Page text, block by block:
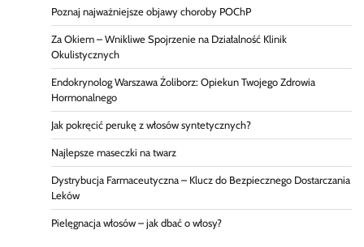
Poznaj najważniejsze objawy choroby POChP
Za Okiem – Wnikliwe Spojrzenie na Działalność Klinik
Okulistycznych
Endokrynolog Warszawa Żoliborz: Opiekun Twojego Zdrowia
Hormonalnego
Jak pokręcić perukę z włosów syntetycznych?
Najlepsze maseczki na twarz
Dystrybucja Farmaceutyczna – Klucz do Bezpiecznego Dostarczania
Leków
Pielęgnacja włosów – jak dbać o włosy?